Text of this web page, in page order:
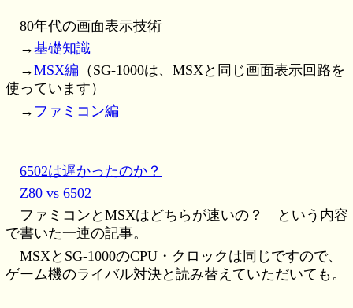
80年代の画面表示技術
→基礎知識
→MSX編 （SG-1000は、MSXと同じ画面表示回路を
使っています）
→ ファミコン編
6502は遅かったのか？
Z80 vs 6502
ファミコンとMSXはどちらが速いの？ という内容
で書いた一連の記事。
MSXとSG-1000のCPU・クロックは同じですので、
ゲーム機のライバル対決と読み替えていただいても。